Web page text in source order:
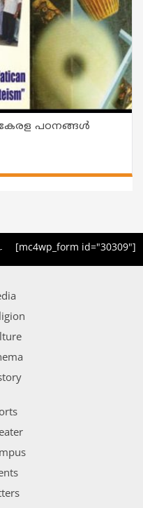
പഠനങ്ങള്‍
[mc4wp_form id="30309"]